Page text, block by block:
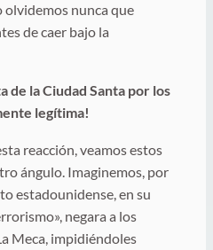
nunca que
de caer bajo la
de la Ciudad Santa por los
legítima!
reacción, veamos estos
ángulo. Imaginemos, por
estadounidense, en su
negara a los
Meca, impidiéndoles